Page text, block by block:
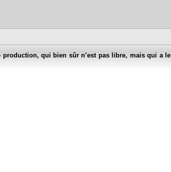
qui bien sûr n’est pas libre, mais qui a le